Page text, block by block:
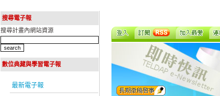
搜尋電子報
搜尋計畫內網站資源
數位典藏與學習電子報
最新電子報